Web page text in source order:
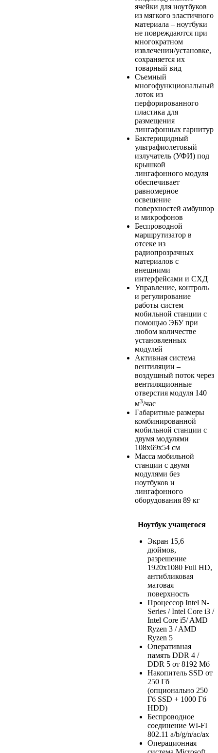
ячейки для ноутбуков
из мягкого эластичного
материала – ноутбуки
не повреждаются при
многократном
извлечении/установке,
сохраняется их
товарный вид
Съемный
многофункциональный
лоток из
перфорированного
пластика для
размещения
лингафонных гарнитур
Бактерицидный
ультрафиолетовый
излучатель (УФИ) под
крышкой
лингафонного модуля
обеспечивает
равномерное
освещение
поверхностей амбушюр
и микрофонов
Беспроводной
маршрутизатор в
отсеке из
радиопрозрачных
материалов с
внешними
интерфейсами и СХД
Управление, контроль
и регулирование
работы систем
мобильной станции с
помощью ЭБУ при
любом количестве
установленных
модулей
Активная система
вентиляции –
воздушный поток через
вентиляционные
отверстия модуля 140
м3/час
Габаритные размеры
комбинированной
мобильной станции с
двумя модулями
108х69х54 см
Масса мобильной
станции с двумя
модулями без
ноутбуков и
лингафонного
оборудования 89 кг
Ноутбук учащегося
Экран 15,6
дюймов,
разрешение
1920х1080 Full HD,
антибликовая
матовая
поверхность
Процессор Intel N-
Series / Intel Core i3 /
Intel Core i5/ AMD
Ryzen 3 / AMD
Ryzen 5
Оперативная
память DDR 4 /
DDR 5 от 8192 Мб
Накопитель SSD от
250 Гб
(опционально 250
Гб SSD + 1000 Гб
HDD)
Беспроводное
соединение WI-FI
802.11 a/b/g/n/ac/ax
Операционная